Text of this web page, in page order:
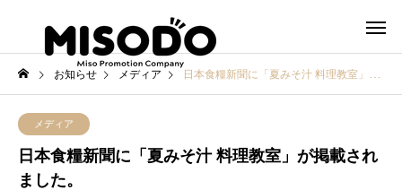
お知らせ メディア 日本食糧新聞に「夏みそ汁 料理教室」が掲載されました。
メディア
日本食糧新聞に「夏みそ汁 料理教室」が掲載され
ました。